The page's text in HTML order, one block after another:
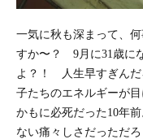
一気に秋も深まって、
すか〜？ 9月に31歳に
よ？！ 人生早すぎん
子たちのエネルギーが
かもに必死だった10年
ない痛々しさだっただ